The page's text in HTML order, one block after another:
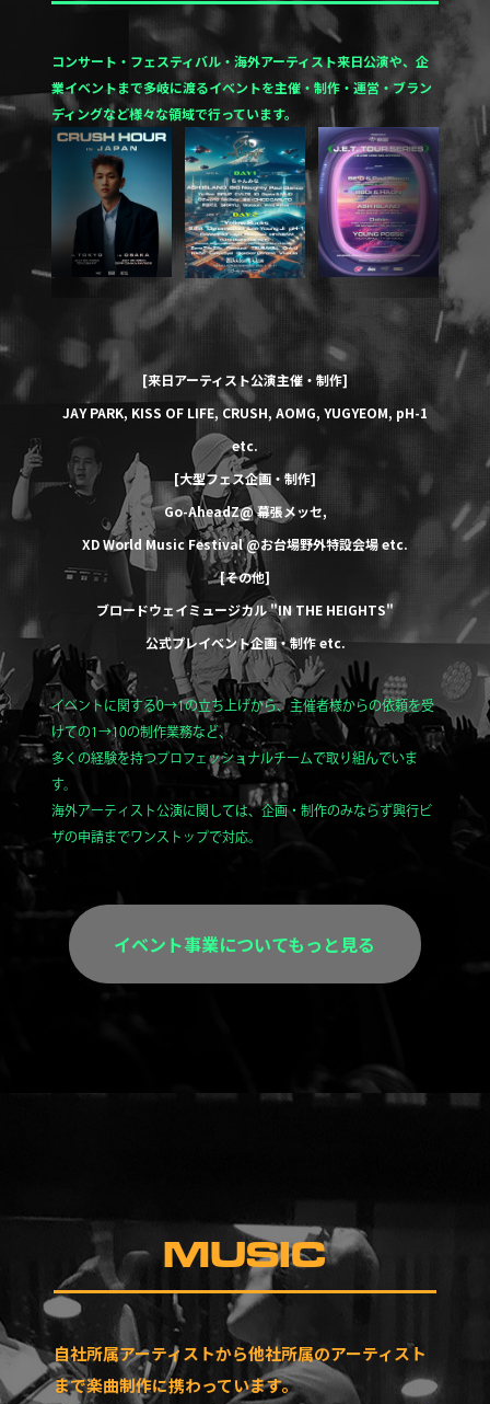
コンサート・フェスティバル・海外アーティスト来日公演や、企
業イベントまで多岐に渡るイベントを主催・制作・運営・ブラン
ディングなど様々な領域で行っています。
[来日アーティスト公演主催・制作]
JAY PARK, KISS OF LIFE, CRUSH, AOMG, YUGYEOM, pH-1
etc.
[大型フェス企画・制作]
Go-AheadZ@ 幕張メッセ,
XD World Music Festival @お台場野外特設会場etc.
[その他]
ブロードウェイミュージカル"IN THE HEIGHTS"
公式プレイベント企画・制作etc.
イベントに関する0→1の立ち上げから、主催者様からの依頼を受
けての1→10の制作業務など、
多くの経験を持つプロフェッショナルチームで取り組んでいま
す。
海外アーティスト公演に関しては、企画・制作のみならず興行ビ
ザの申請までワンストップで対応。
イベント事業についてもっと見る
MUSIC
自社所属アーティストから他社所属のアーティスト
まで楽曲制作に携わっています。